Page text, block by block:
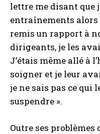
lettre me disant que
entraînements alors
remis un rapport à
dirigeants, je les
J’étais même allé à
soigner et je leur
je ne sais pas ce qui
suspendre ».
Outre ses problèmes